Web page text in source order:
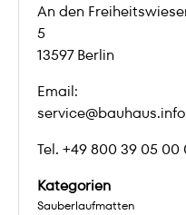
An den
5
13597 Berlin
Email:
service@bauhaus.info
Tel. +49 800 39 05 00
Kategorien
Sauberlaufmatten